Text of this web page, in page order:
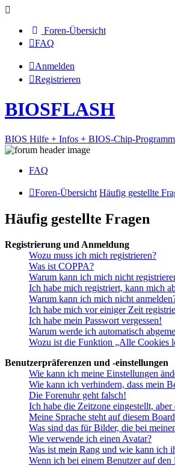
Foren-Übersicht
FAQ
Anmelden
Registrieren
BIOSFLASH
BIOS Hilfe + Infos + BIOS-Chip-
FAQ
Foren-Übersicht Häufig gestellte
Häufig gestellte Fragen
Registrierung und Anmeldung
Wozu muss ich mich registrieren?
Was ist COPPA?
Warum kann ich mich nicht
Ich habe mich registriert, kann mich
Warum kann ich mich nicht
Ich habe mich vor einiger Zeit
Ich habe mein Passwort vergessen!
Warum werde ich automatisch
Wozu ist die Funktion „Alle Cookies
Benutzerpräferenzen und -einstellungen
Wie kann ich meine Einstellungen
Wie kann ich verhindern, dass mein
Die Forenuhr geht falsch!
Ich habe die Zeitzone eingestellt,
Meine Sprache steht auf diesem
Was sind das für Bilder, die bei
Wie verwende ich einen Avatar?
Was ist mein Rang und wie kann ich
Wenn ich bei einem Benutzer auf